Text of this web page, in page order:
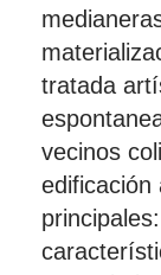
tratada
vecinos
edificación